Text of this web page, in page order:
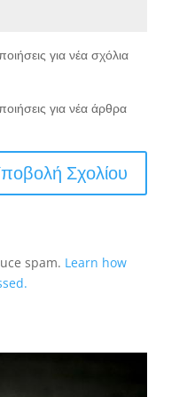
για νέα σχόλια
για νέα άρθρα
spam. Learn how